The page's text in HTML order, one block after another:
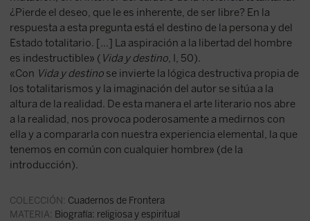
¿Pierde el deseo, que le es inherente, de ser libre? En la
respuesta a esta pregunta está el destino de la persona y del
Estado totalitario. [...] La aspiración a la libertad del hombre
es indestructible» ( Vida y destino, I, 50).
«Con Vida y destinose invierte la lógica destructiva propia de
los totalitarismos y la imaginación del autor se sitúa a la
altura de la realidad. De esta manera el arte literario nos abre
a la realidad, nos provoca poderosamente a medirnos con
ella y a compararla con nuestra experiencia elemental, la que
tenemos en común con cualquier hombre» (de la
introducción).
COLECCIÓN: Cuadernos de Frontera
MATERIA: Biografía: religiosa y espiritual